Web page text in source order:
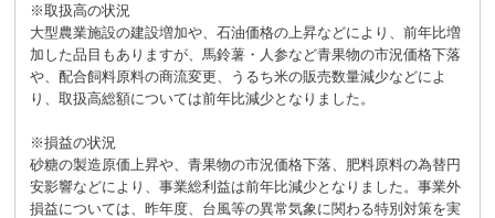
※取扱高の状況
大型農業施設の建設増加や、石油価格の上昇などにより、前年比増
加した品目もありますが、馬鈴薯・人参など青果物の市況価格下落
や、配合飼料原料の商流変更、うるち米の販売数量減少などによ
り、取扱高総額については前年比減少となりました。
※損益の状況
砂糖の製造原価上昇や、青果物の市況価格下落、肥料原料の為替円
安影響などにより、事業総利益は前年比減少となりました。事業外
損益については、昨年度、台風等の異常気象に関わる特別対策を実